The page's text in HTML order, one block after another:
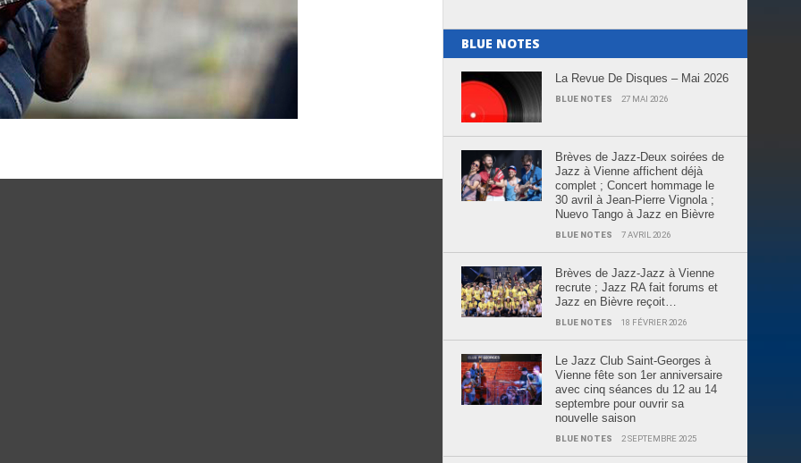
BLUE NOTES
La Revue De Disques – Mai 2026
BLUE NOTES 27 MAI 2026
Brèves de Jazz-Deux soirées de
Jazz à Vienne affichent déjà
complet ; Concert hommage le
30 avril à Jean-Pierre Vignola ;
Nuevo Tango à Jazz en Bièvre
BLUE NOTES 7 AVRIL 2026
Brèves de Jazz-Jazz à Vienne
recrute ; Jazz RA fait forums et
Jazz en Bièvre reçoit…
BLUE NOTES 18 FÉVRIER 2026
Le Jazz Club Saint-Georges à
Vienne fête son 1er anniversaire
avec cinq séances du 12 au 14
septembre pour ouvrir sa
nouvelle saison
BLUE NOTES 2 SEPTEMBRE 2025